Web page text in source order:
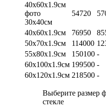
40х60х1.9см
фото
30х40см
54720
40х60х1.9см 76950
50х70х1.9см
114000
55х80х1.9см
150100 -
60х100х1.9см 199500 -
60х120х1.9см 218500 -
Выберите размер
стекле